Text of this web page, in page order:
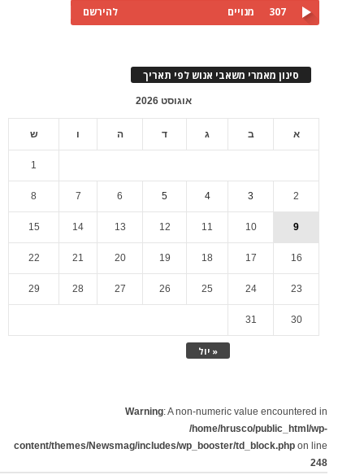
307 מנויים להירשם
סינון מאמרי משאבי אנוש לפי תאריך
אוגוסט 2026
א ב ג ד ה ו ש
« יול
1
2
3
4
5
6
7
8
9
10
11
12
13
14
15
16
17
18
19
20
21
22
23
24
25
26
27
28
29
30
31
Warning: A non-numeric value encountered in
/home/hrusco/public_html/wp-
content/themes/Newsmag/includes/wp_booster/td_block.php on line
248